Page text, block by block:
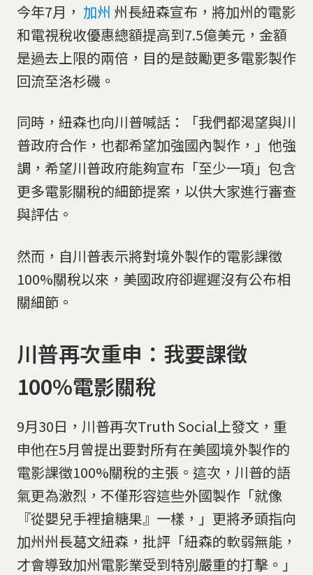
今年7月， 加州 州長紐森宣布，將加州的電影
和電視稅收優惠總額提高到7.5億美元，金額
是過去上限的兩倍，目的是鼓勵更多電影製作
回流至洛杉磯。
同時，紐森也向川普喊話：「我們都渴望與川
普政府合作，也都希望加強國內製作，」他強
調，希望川普政府能夠宣布「至少一項」包含
更多電影關稅的細節提案，以供大家進行審查
與評估。
然而，自川普表示將對境外製作的電影課徵
100%關稅以來，美國政府卻遲遲沒有公布相
關細節。
川普再次重申：我要課徵
100%電影關稅
9月30日，川普再次Truth Social上發文，重
申他在5月曾提出要對所有在美國境外製作的
電影課徵100%關稅的主張。這次，川普的語
氣更為激烈，不僅形容這些外國製作「就像
『從嬰兒手裡搶糖果』一樣，」更將矛頭指向
加州州長葛文紐森，批評「紐森的軟弱無能，
才會導致加州電影業受到特別嚴重的打擊。」